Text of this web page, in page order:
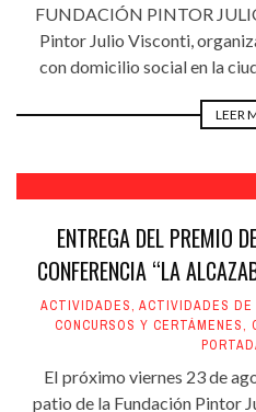
FUNDACIÓN PINTOR
Pintor Julio Visconti,
con domicilio social en la
LEER
ENTREGA DEL PREMIO
CONFERENCIA “LA
ACTIVIDADES, ACTIVIDADES DE
CONCURSOS Y CERTÁMENES,
EI próximo viernes 23 de
patio de la Fundación Pintor